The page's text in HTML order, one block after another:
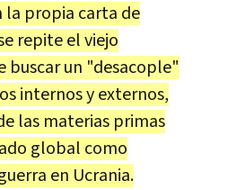
la propia carta de
repite el viejo
buscar un "desacople"
internos y externos,
las materias primas
global como
en Ucrania.